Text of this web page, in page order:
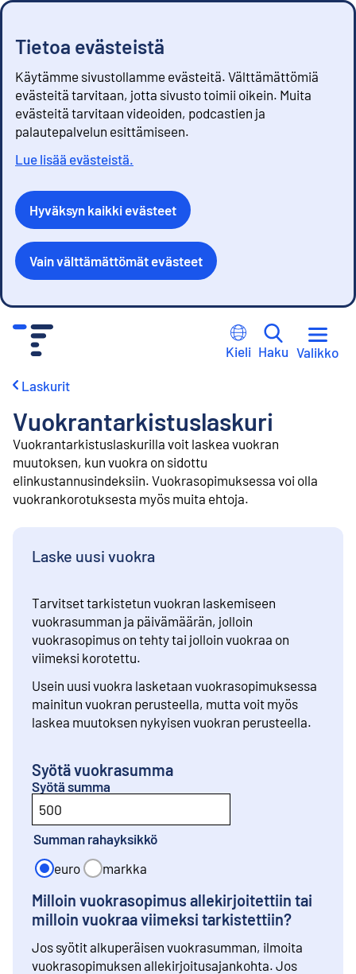
Tietoa evästeistä
Käytämme sivustollamme evästeitä. Välttämättömiä
evästeitä tarvitaan, jotta sivusto toimii oikein. Muita
evästeitä tarvitaan videoiden, podcastien ja
palautepalvelun esittämiseen.
Lue lisää evästeistä.
Hyväksyn kaikki evästeet
Vain välttämättömät evästeet
Kieli Haku Valikko
Laskurit
Vuokrantarkistuslaskuri
Vuokrantarkistuslaskurilla voit laskea vuokran
muutoksen, kun vuokra on sidottu
elinkustannusindeksiin. Vuokrasopimuksessa voi olla
vuokrankorotuksesta myös muita ehtoja.
Laske uusi vuokra
Tarvitset tarkistetun vuokran laskemiseen
vuokrasumman ja päivämäärän, jolloin
vuokrasopimus on tehty tai jolloin vuokraa on
viimeksi korotettu.
Usein uusi vuokra lasketaan vuokrasopimuksessa
mainitun vuokran perusteella, mutta voit myös
laskea muutoksen nykyisen vuokran perusteella.
Syötä vuokrasumma
Syötä summa
Summan rahayksikkö
euro
markka
Milloin vuokrasopimus allekirjoitettiin tai
milloin vuokraa viimeksi tarkistettiin?
Jos syötit alkuperäisen vuokrasumman, ilmoita
vuokrasopimuksen allekirjoitusajankohta. Jos